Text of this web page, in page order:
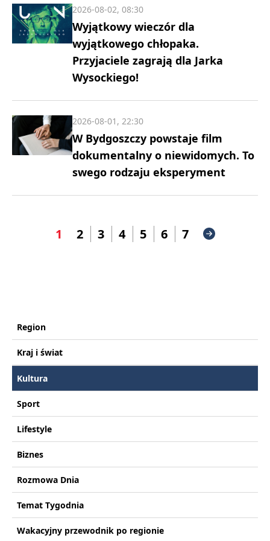
Wyjątkowy wieczór dla
wyjątkowego chłopaka.
Przyjaciele zagrają dla Jarka
Wysockiego!
2026-08-02, 08:30
W Bydgoszczy powstaje film
dokumentalny o niewidomych. To
swego rodzaju eksperyment
2026-08-01, 22:30
1 2 3 4 5 6 7
Region
Kraj i świat
Kultura
Sport
Lifestyle
Biznes
Rozmowa Dnia
Temat Tygodnia
Wakacyjny przewodnik po regionie